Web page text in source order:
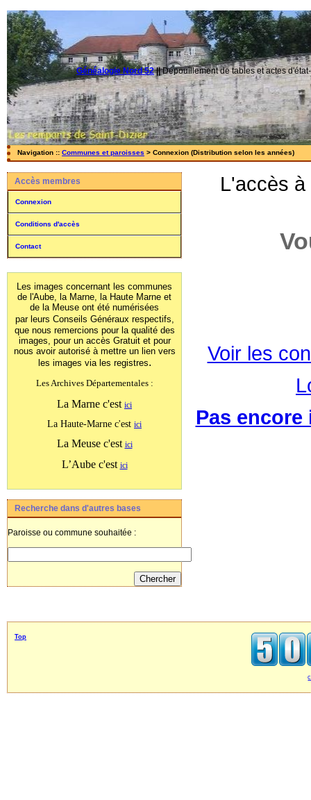
Généalogie Nord 52||Dépouillement de tables et actes
Navigation :: Communes et paroisses > Connexion (Distribution selon les années)
Accès membres
Connexion
Conditions d'accès
Contact
Les images concernant les communes
de l'Aube, la Marne, la Haute Marne et
de la Meuse ont été numérisées
par leurs Conseils Généraux respectifs,
que nous remercions pour la qualité des
images, pour un accès Gratuit et pour
nous avoir autorisé à mettre un lien vers
les images via les registres.
Les Archives Départementales :
La Marne c'est ici
La Haute-Marne c'est ici
La Meuse c'est ici
L’Aube c'est ici
Recherche dans d'autres bases
Paroisse ou commune souhaitée :
L'accès
Voir les
Pas
Top